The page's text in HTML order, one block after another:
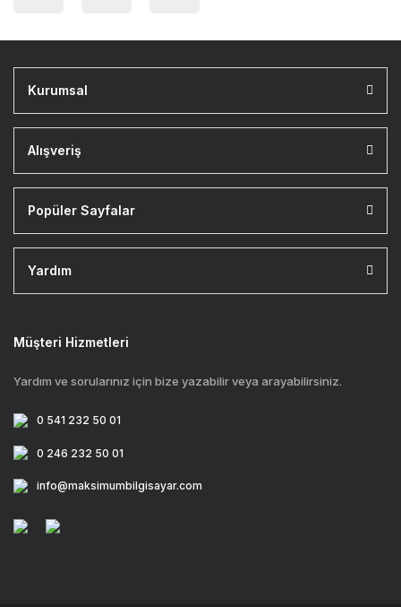
Kurumsal
Alışveriş
Popüler Sayfalar
Yardım
Müşteri Hizmetleri
Yardım ve sorularınız için bize yazabilir veya arayabilirsiniz.
0 541 232 50 01
0 246 232 50 01
info@maksimumbilgisayar.com